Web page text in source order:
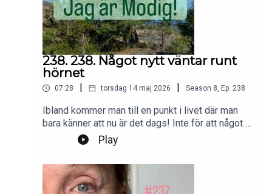
238. 238. Något nytt väntar runt
hörnet
07:28 torsdag 14 maj 2026 Season 8, Ep. 238
Ibland kommer man till en punkt i livet där man
bara känner att nu är det dags! Inte för att något är
fel, utan för att något nytt väntar runt hörnet.Foto:
PrivatProduktion, redigering och klipp: Heli
BrewitzMusik: Lic. NEO SoundsKontakt podcast:
jagarmodig@gmail.comFölj oss:
instagram.com/jagarmodig/
Play